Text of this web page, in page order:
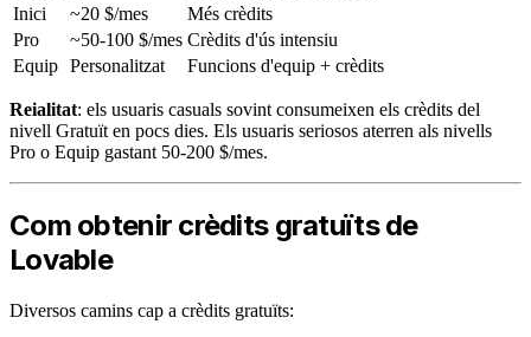
Inici
~20 $/mes
Més crèdits
Pro
~50-100 $/mes Crèdits d'ús intensiu
Equip Personalitzat Funcions d'equip + crèdits
Reialitat: els usuaris casuals sovint consumeixen els crèdits del
nivell Gratuït en pocs dies. Els usuaris seriosos aterren als nivells
Pro o Equip gastant 50-200 $/mes.
Com obtenir crèdits gratuïts de
Lovable
Diversos camins cap a crèdits gratuïts: